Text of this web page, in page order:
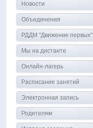
Новости
Объединения
РДДМ "Движение первых"
Мы на дистанте
Онлайн-лагерь
Расписание занятий
Электронная запись
Родителям